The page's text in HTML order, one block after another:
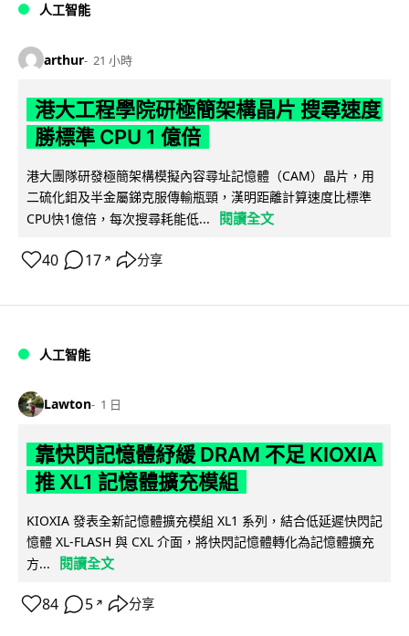
人工智能
arthur 21 小時
港大工程學院研極簡架構晶片 搜尋速度
勝標準 CPU 1 億倍
港大團隊研發極簡架構模擬內容尋址記憶體（CAM）晶片，用
二硫化鉬及半金屬銻克服傳輸瓶頸，漢明距離計算速度比標準
CPU快1億倍，每次搜尋耗能低...
閱讀全文
40 17 ↗ 分享
人工智能
Lawton 1 日
靠快閃記憶體紓緩 DRAM 不足 KIOXIA
推 XL1 記憶體擴充模組
KIOXIA 發表全新記憶體擴充模組 XL1 系列，結合低延遲快閃記
憶體 XL-FLASH 與 CXL 介面，將快閃記憶體轉化為記憶體擴充
方...
閱讀全文
84 5 ↗ 分享